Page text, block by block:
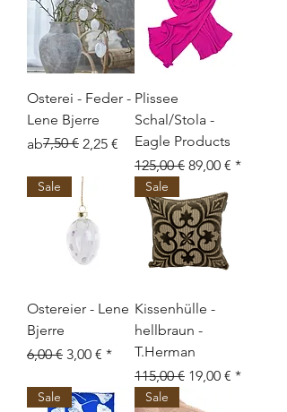
Osterei - Feder -
Lene Bjerre
ab
Standardpreis
7,50 € 2,25 €
Sale-Preis
Plissee
Schal/Stola -
Eagle Products
Standardpreis
125,00 € Sale-Preis
89,00 €
Sale
Ostereier - Lene
Bjerre
Standardpreis
6,00 € Sale-Preis
3,00 €
Sale
Kissenhülle -
hellbraun -
T.Herman
Standardpreis
115,00 € Sale-Preis
19,00 €
Sale Sale